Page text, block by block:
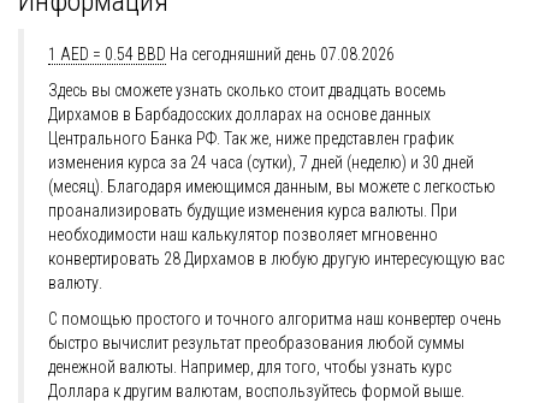
1 AED = 0.54 BBD На сегодняшний день 07.08.2026
Здесь вы сможете узнать сколько стоит двадцать восемь
Дирхамов в Барбадосских долларах на основе данных
Центрального Банка РФ. Так же, ниже представлен график
изменения курса за 24 часа (сутки), 7 дней (неделю) и 30 дней
(месяц). Благодаря имеющимся данным, вы можете с легкостью
проанализировать будущие изменения курса валюты. При
необходимости наш калькулятор позволяет мгновенно
конвертировать 28 Дирхамов в любую другую интересующую вас
валюту.
С помощью простого и точного алгоритма наш конвертер очень
быстро вычислит результат преобразования любой суммы
денежной валюты. Например, для того, чтобы узнать курс
Доллара к другим валютам, воспользуйтесь формой выше.